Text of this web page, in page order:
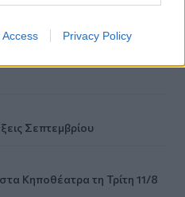
Access Privacy Policy
από τον Αύγουστο
Σεπτεμβρίου
Κηποθέατρα τη Τρίτη 11/8